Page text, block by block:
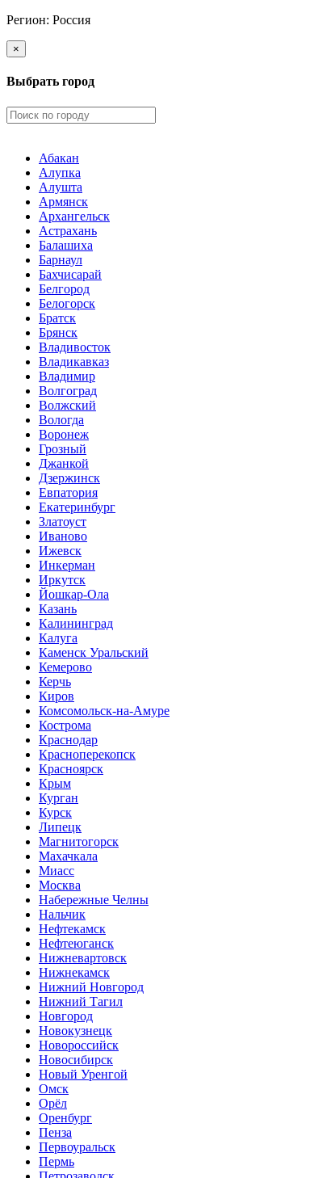
Регион: Россия
×
Выбрать город
Абакан
Алупка
Алушта
Армянск
Архангельск
Астрахань
Балашиха
Барнаул
Бахчисарай
Белгород
Белогорск
Братск
Брянск
Владивосток
Владикавказ
Владимир
Волгоград
Волжский
Вологда
Воронеж
Грозный
Джанкой
Дзержинск
Евпатория
Екатеринбург
Златоуст
Иваново
Ижевск
Инкерман
Иркутск
Йошкар-Ола
Казань
Калининград
Калуга
Каменск Уральский
Кемерово
Керчь
Киров
Комсомольск-на-Амуре
Кострома
Краснодар
Красноперекопск
Красноярск
Крым
Курган
Курск
Липецк
Магнитогорск
Махачкала
Миасс
Москва
Набережные Челны
Нальчик
Нефтекамск
Нефтеюганск
Нижневартовск
Нижнекамск
Нижний Новгород
Нижний Тагил
Новгород
Новокузнецк
Новороссийск
Новосибирск
Новый Уренгой
Омск
Орёл
Оренбург
Пенза
Первоуральск
Пермь